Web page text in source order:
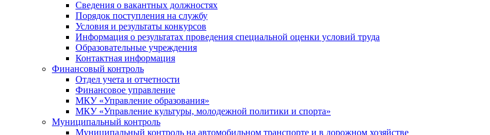
Сведения о вакантных должностях
Порядок поступления на службу
Условия и результаты конкурсов
Информация о результатах проведения специальной оценки условий труда
Образовательные учреждения
Контактная информация
Финансовый контроль
Отдел учета и отчетности
Финансовое управление
МКУ «Управление образования»
МКУ «Управление культуры, молодежной политики и спорта»
Муниципальный контроль
Муниципальный контроль на автомобильном транспорте и в дорожном хозяйстве